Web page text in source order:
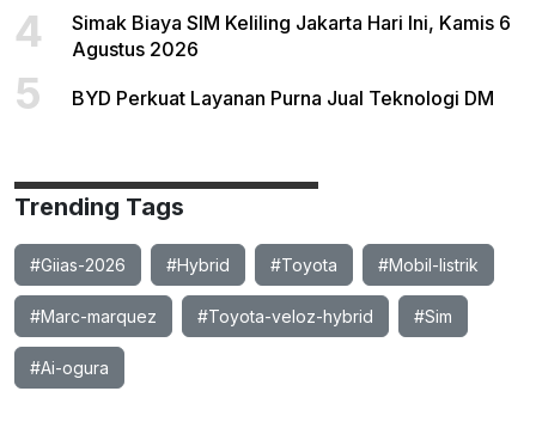
4
Simak Biaya SIM Keliling Jakarta Hari Ini, Kamis 6
Agustus 2026
5 BYD Perkuat Layanan Purna Jual Teknologi DM
Trending Tags
#Giias-2026 #Hybrid #Toyota #Mobil-listrik
#Marc-marquez #Toyota-veloz-hybrid #Sim
#Ai-ogura